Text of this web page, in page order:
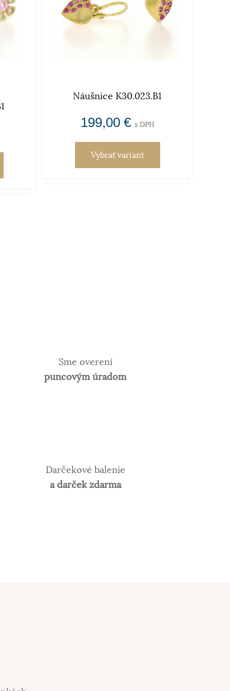
Náušnice K30.023.B1
199,00 € s DPH
Vybrať variant
Sme overení
puncovým úradom
Darčekové balenie
a darček zdarma